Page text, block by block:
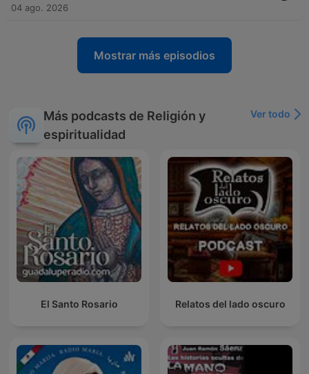
04 ago. 2026
Mostrar más episodios
Más podcasts de Religión y
espiritualidad
Ver todo
El Santo Rosario Relatos del lado oscuro